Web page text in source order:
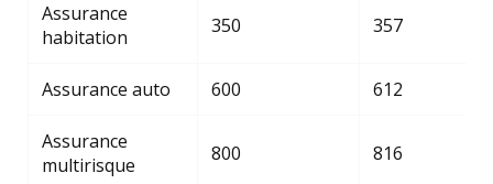
Assurance
habitation
350 357
Assurance auto 600 612
Assurance
multirisque
800 816